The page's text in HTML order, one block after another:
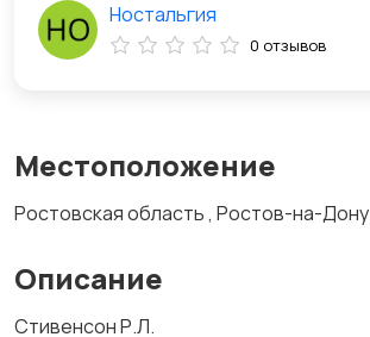
Местоположение
Ростовская область , Ростов-на-Дону
Описание
Стивенсон Р.Л.
Ностальгия
0 отзывов